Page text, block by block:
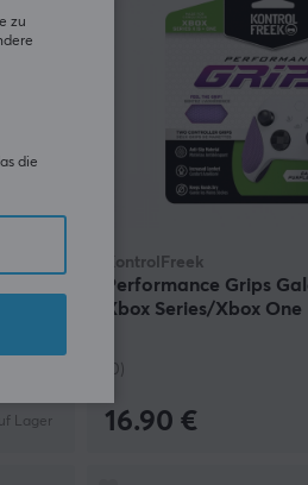
Lager
KontrolFreek
Performance Grips
Xbox Series/Xbox One
(0)
16.90 €
zu
die